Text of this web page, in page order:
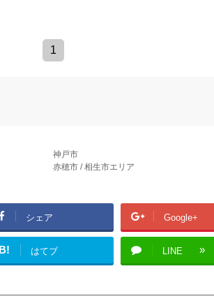
1
神戸市
赤穂市 / 相生市エリア
シェア Google+
B! はてブ LINE